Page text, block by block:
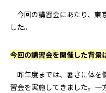
今回の講習会にあたり、東
した。
――今回の講習会を開催した背景
昨年度までは、暑さに体を
習会を実施してきました。一